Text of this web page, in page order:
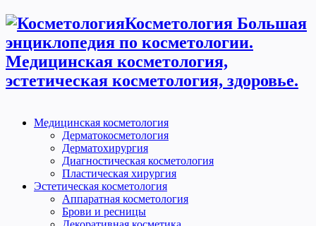
Косметология Большая
энциклопедия по косметологии.
Медицинская косметология,
эстетическая косметология, здоровье.
Медицинская косметология
Дерматокосметология
Дерматохирургия
Диагностическая косметология
Пластическая хирургия
Эстетическая косметология
Аппаратная косметология
Брови и ресницы